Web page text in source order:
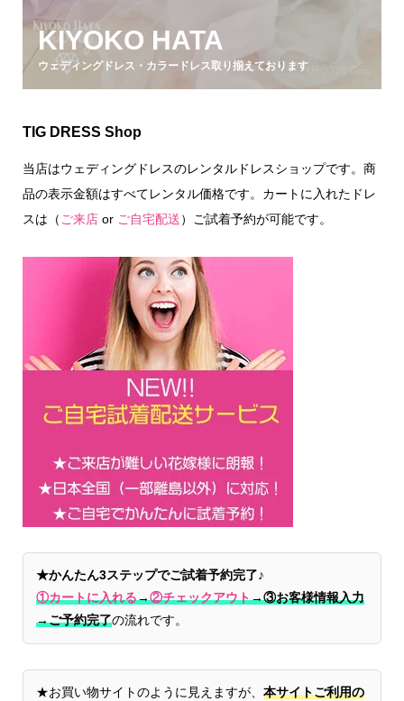
KIYOKO HATA
ウェディングドレス・カラードレス取り揃えております
TIG DRESS Shop
当店はウェディングドレスのレンタルドレスショップです。商
品の表示金額はすべてレンタル価格です。カートに入れたドレ
スは（ ご来店or ご自宅配送）ご試着予約が可能です。
★かんたん3ステップでご試着予約完了♪
①カートに入れる→②チェックアウト→③お客様情報入力
→ご予約完了の流れです。
★お買い物サイトのように見えますが、 本サイトご利用の